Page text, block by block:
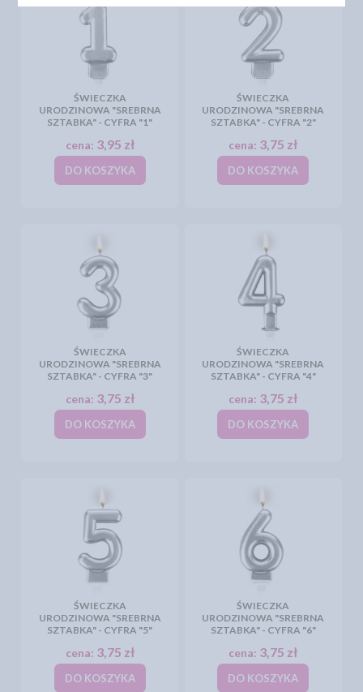
ŚWIECZKA
URODZINOWA "SREBRNA
SZTABKA" - CYFRA "1"
cena: 3,95 zł
DO KOSZYKA
ŚWIECZKA
URODZINOWA "SREBRNA
SZTABKA" - CYFRA "2"
cena: 3,75 zł
DO KOSZYKA
ŚWIECZKA
URODZINOWA "SREBRNA
SZTABKA" - CYFRA "3"
cena: 3,75 zł
DO KOSZYKA
ŚWIECZKA
URODZINOWA "SREBRNA
SZTABKA" - CYFRA "4"
cena: 3,75 zł
DO KOSZYKA
ŚWIECZKA
URODZINOWA "SREBRNA
SZTABKA" - CYFRA "5"
cena: 3,75 zł
DO KOSZYKA
ŚWIECZKA
URODZINOWA "SREBRNA
SZTABKA" - CYFRA "6"
cena: 3,75 zł
DO KOSZYKA